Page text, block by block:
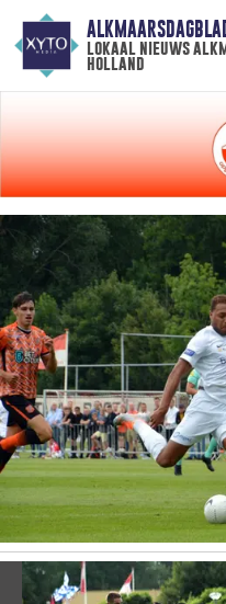
lokaal nieuws
holland